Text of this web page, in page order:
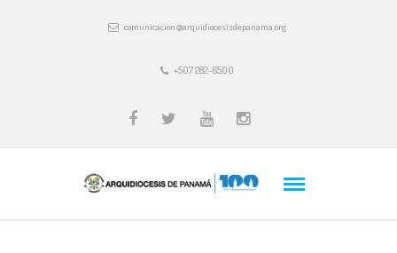
comunicacion@arquidiocesisdepanama.org
+507 282-6500